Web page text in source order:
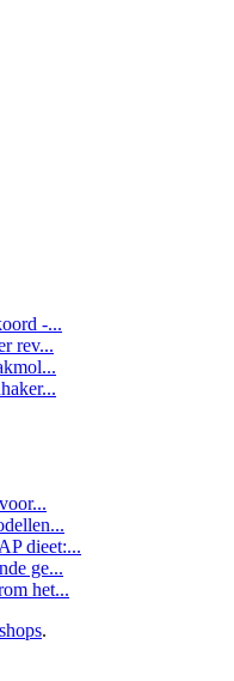
-...
rev...
dieet:...
ge...
het...
.